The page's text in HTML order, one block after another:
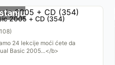
2005 + CD (354)
108)
24 lekcije moći ćete da
Basic 2005...</b>